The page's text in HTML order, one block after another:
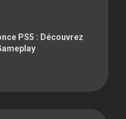
PS5 : Découvrez